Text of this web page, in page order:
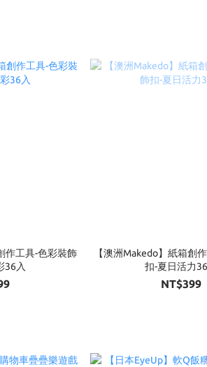
作工具-色彩裝飾
36入
【澳洲Makedo】紙箱創
扣-夏日活力
NT$399